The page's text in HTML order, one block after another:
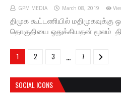
GPM MEDIA March 08, 2019
திமுக கூட்டணியில்
தொகுதியை ஒதுக்கியதன் மூலம்
1 2 3 ... 7
SOCIAL ICONS